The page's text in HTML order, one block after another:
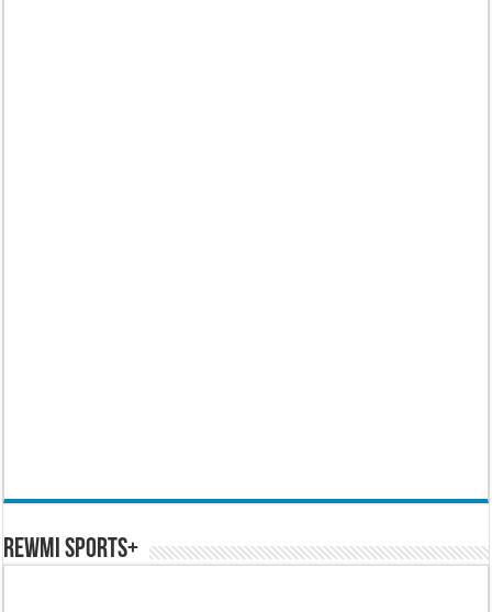
REWMI SPORTS+